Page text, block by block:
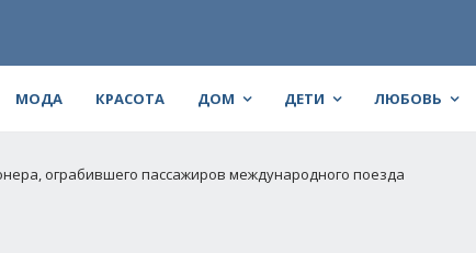
МОДА КРАСОТА ДОМ ДЕТИ ЛЮБОВЬ
ограбившего пассажиров международного поезда